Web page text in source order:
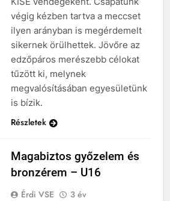
végig kézben tartva a meccset
ilyen arányban is megérdemelt
sikernek örülhettek. Jövőre az
edzőpáros merészebb célokat
tűzött ki, melynek
megvalósításában egyesületünk
is bízik.
Részletek
Magabiztos győzelem és
bronzérem – U16
Érdi VSE
3 év